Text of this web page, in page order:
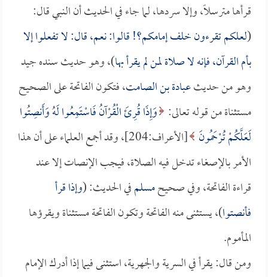
قرأها مترسلاً، وإلا سردها، لما جاء في الحديث أن النبي قال:
(لعلكم تقرءون خلف إمامكم؟! قالوا: نعم، قال: لا تفعلوا إلا
بأم القرآن، فإنه لا صلاة لمن لم يقرأ بها)، وهو حديث سنده جيد
وهو من حديثعبادة بن الصامت، فتكون الفاتحة على الصحيح
مستثناة من قوله تعالى: وَإِذَا قُرِئَ الْقُرْآنُ فَاسْتَمِعُوا لَهُ وَأَنصِتُوا
لَعَلَّكُمْ تُرْحَمُونَ
[الأعراف:204]، وقد أجمع العلماء على أن هذا
الأمر بالإصغاء تدخل فيه الصلاة، فيجب الإنصات إلا عند
قراءة الفاتحة، وفي صحيحمسلمفي الحديث: (وإذا قرأ
فأنصتوا)، يستثنى منه الفاتحة وتكون الفاتحة مستثناة ويقرؤها
المأموم.
ومن قال: يقرأ في السرية والجهرية، استثنى فيما إذا أدرك الإمام